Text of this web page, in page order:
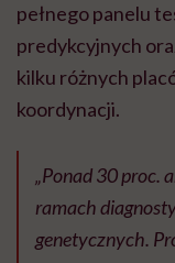
pełnego panelu
predykcyjnych
kilku różnych
koordynacji.
„Ponad 30 proc.
ramach
genetycznych.